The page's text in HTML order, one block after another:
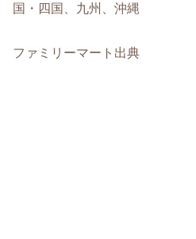
国・四国、九州、沖縄
ファミリーマート出典